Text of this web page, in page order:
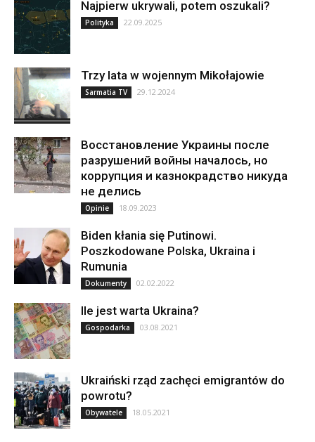
Najpierw ukrywali, potem oszukali?
Polityka 22.09.2025
Trzy lata w wojennym Mikołajowie
Sarmatia TV 29.12.2024
Восстановление Украины после
разрушений войны началось, но
коррупция и казнокрадство никуда
не делись
Opinie 18.09.2023
Biden kłania się Putinowi.
Poszkodowane Polska, Ukraina i
Rumunia
Dokumenty 02.02.2022
Ile jest warta Ukraina?
Gospodarka 03.08.2021
Ukraiński rząd zachęci emigrantów do
powrotu?
Obywatele 18.05.2021